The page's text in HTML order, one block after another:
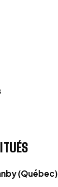
(Québec)